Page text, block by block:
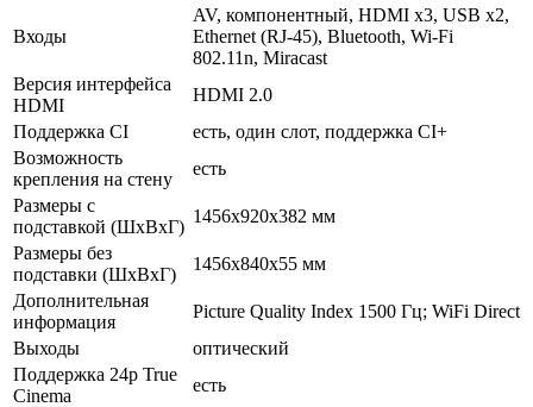
Входы
AV, компонентный, HDMI x3, USB x2,
Ethernet (RJ-45), Bluetooth, Wi-Fi
802.11n, Miracast
Версия интерфейса
HDMI
HDMI 2.0
Поддержка CI
есть, один слот, поддержка CI+
Возможность
крепления на стену
есть
Размеры с
подставкой (ШxВxГ)
1456x920x382 мм
Размеры без
подставки (ШxВxГ)
1456x840x55 мм
Дополнительная
информация
Picture Quality Index 1500 Гц; WiFi Direct
Выходы
оптический
Поддержка 24p True
Cinema
есть